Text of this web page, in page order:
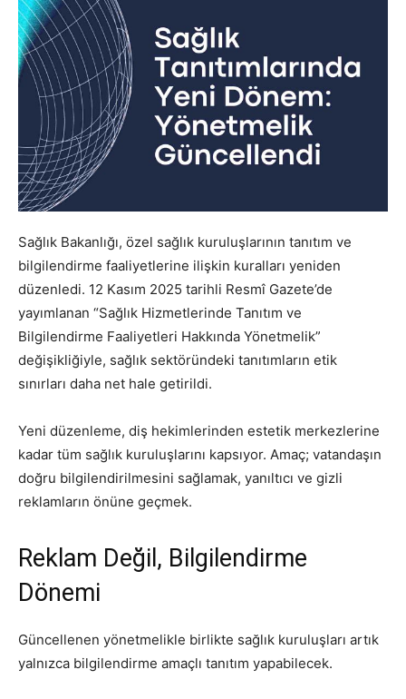
Sağlık Bakanlığı, özel sağlık kuruluşlarının tanıtım ve
bilgilendirme faaliyetlerine ilişkin kuralları yeniden
düzenledi. 12 Kasım 2025 tarihli Resmî Gazete’de
yayımlanan “Sağlık Hizmetlerinde Tanıtım ve
Bilgilendirme Faaliyetleri Hakkında Yönetmelik”
değişikliğiyle, sağlık sektöründeki tanıtımların etik
sınırları daha net hale getirildi.
Yeni düzenleme, diş hekimlerinden estetik merkezlerine
kadar tüm sağlık kuruluşlarını kapsıyor. Amaç; vatandaşın
doğru bilgilendirilmesini sağlamak, yanıltıcı ve gizli
reklamların önüne geçmek.
Reklam Değil, Bilgilendirme
Dönemi
Güncellenen yönetmelikle birlikte sağlık kuruluşları artık
yalnızca bilgilendirme amaçlı tanıtım yapabilecek.